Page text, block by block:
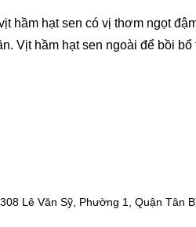
hầm hạt sen có vị thơm ngọt
Vịt hầm hạt sen ngoài để bồi
Lê Văn Sỹ, Phường 1, Quận Tân